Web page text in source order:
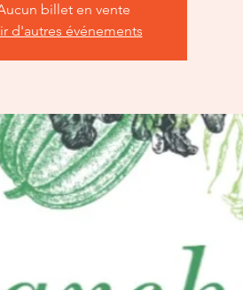
billet en vente
d'autres événements